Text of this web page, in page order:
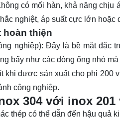
có mối hàn, khả năng chịu
nghiệt, áp suất cực lớn hoặc
hoàn thiện
nghiệp): Đây là bề mặt đặc
bẩy như các dòng ống nhỏ
khi được sản xuất cho phi 200
công nghiệp.
304 với inox
thép có thể dẫn đến hậu quả